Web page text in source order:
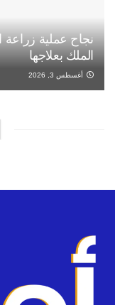
نجاح عملية زراعة
الملك بعلاجها
أغسطس 3, 2026